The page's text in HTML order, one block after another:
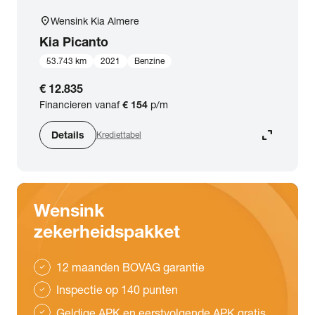
location_onWensink Kia Almere
Kia Picanto
53.743 km 2021 Benzine
€ 12.835
Financieren vanaf€ 154 p/m
Details Krediettabel expand_content
Wensink
zekerheidspakket
check 12 maanden BOVAG garantie
check Inspectie op 140 punten
check Geldige APK en eerstvolgende APK gratis